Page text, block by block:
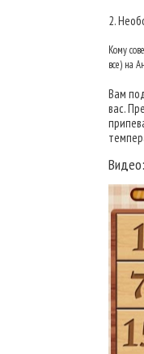
2.
Кому
все) на
Вам
вас.
Видео: